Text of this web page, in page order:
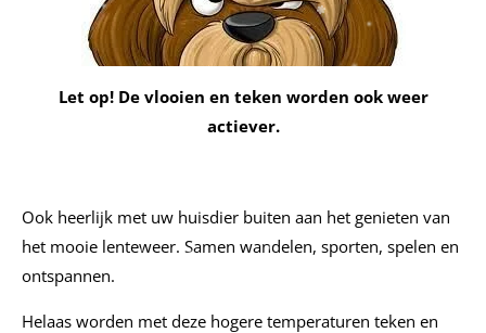
Let op! De vlooien en teken worden ook weer
actiever.
Ook heerlijk met uw huisdier buiten aan het genieten van
het mooie lenteweer. Samen wandelen, sporten, spelen en
ontspannen.
Helaas worden met deze hogere temperaturen teken en